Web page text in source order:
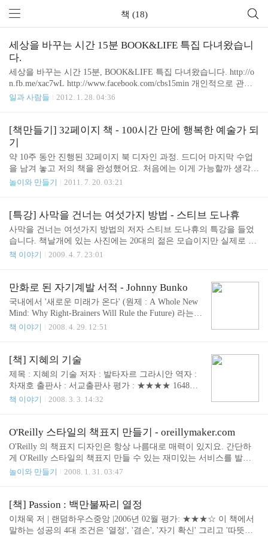
책 (18)
세상을 바꾸는 시간 15분 BOOK&LIFE 특집 다녀왔습니
다.
세상을 바꾸는 시간 15분, BOOK&LIFE 특집 다녀왔습니다. http://o
n.fb.me/xac7wL http://www.facebook.com/cbs15min 개인적으로 관심
이 많았던 주제라 많은 기대를 하고 있었습니다. 6명의 저명한 발표
를 생각해 보았습니다. 15분... 참애매한 시간입니다. (20장의 슬라이
드를 15초씩 자동으로 넘기는)Ignite 과 같이 5분 동안의 시간이 주어
지면 애초에 딴 생각은 꿈도 못꾸는데 15분이 주어지니 발표자들은
넉넉한 시간으로 생각하나 봅니다. ^^ 어떤 발표자는 10분이 지나도
록 아직 본론으로 넘어가지 않는 분들도 보였습니다...
일과 사람들 2012. 1. 28. 04:36
[책만들기] 32페이지 책 - 100시간 만에 행복한 예술가 되
기
약 10주 동안 진행된 32페이지 북 디자인 과정. 드디어 마지막 수업
을 남겨 놓고 저의 책을 완성했어요. 처음에는 이게 가능할까 생각했
는데 한주 한주 선생님의 가르침에 따라 열심히 따라 했을 뿐이데 책
출판편집 프로그램입니다. 굉장히 많은 기능을 가지고 있지만 10%
정도의 기능만을 사용해서 책을 만들 수 있었습니다. 우선 원고를 준
비한 후에 레이아웃을 잡고, 그림을 넣고 그림의 설명(캡션)을 잘 배
고하세요. [32p Book] 100시간 만에 행복한 예술가 되기 - 정진호 Vie
놀이와 만들기 2011. 7. 20. 03:21
[특강] 사막을 건너는 여섯가지 방법 - 스티브 도나휴
사막을 건너는 여섯가지 방법의 저자 스티브 도나휴의 특강을 들었
습니다. 책날개에 있는 사진에는 20대의 젊은 모습이지만 실제로 만
나보니 멋진 할아버지네요. 매우 재미있고 열정적이고 자신의 일을
고상숙님은 사용하시는 단어, 음색, 기술 등이 최고의 동시통역사였
습니다. 사람들은 인생을 때로는 등산에 비유합니다, 그러나 저자는
뚜렷한 목적지를 찾기도 어렵고 지도도 없고 길을 잃은 것 같은 느낌
이 든다는 점에서 인생이 사막을 횡단하는 것과 같다고 합니다. 인생
은 원래 불확실한 것이다. 열정을 가지는 것이 중요하다 안정된 시기
책 이야기 2009. 4. 7. 23:01
만화로 된 자기계발 서적 - Johnny Bunko
국내에서 '새로운 미래가 온다' (원제 : A Whole New
Mind: Why Right-Brainers Will Rule the Future) 라는
번역본으로 많은 인기를 끈 다니엘 핑크의 새로운 자
u'll Ever Need" 입니다 http://www.johnnybunko.com/re
ad-it/ 재미있게도 만화로 되어 있네요. 이 책은 아래
6가지 주제에 대해 이야기 하고 있습니다. 1. There is
hink Strengths not weakness ( 약점이 아닌 강점에 집
책 이야기 2008. 4. 29. 12:51
[책] 지혜의 기술
제목 : 지혜의 기술 저자 : 발타자르 그라시안 역자 :
차재호 출판사 : 서교출판사 평가 : ★★★★ 1648년
에 처음 발간된 책임에도 불구하고 2008년에 적용할
시 기술이며 기술은 의식적인 노력을 통해 습득할 수
있다는 특징이 있습니다. 대인관계에서 오는 스트레
스에 지친 직장인께 추천해 드립니다. 공유하고 싶은
몇 가지 주요 내용입니다. 세상은 공평하게 잔인합니
다 혹시 직장생활에서 상사,동료, 후배 등으로 부터
게나 공평하게 잔인합니다. 그러니 인내심을 가지고
비열하고 추악한 사람들에게 익숙해 지세요. 일단 익
숙해지면 어떤 경우에도 균형감각을 잃지 ..
책 이야기 2008. 3. 3. 14:32
O'Reilly 스타일의 책표지 만들기 - oreillymaker.com
O'Reilly 의 책표지 디자인은 항상 나름대로 매력이 있지요. 간단하
게 O'Reilly 스타일의 책표지 만들 수 있는 재미있는 서비스를 발견
했습니다. http://www.oreillymaker.com/ 타이틀 동물 이미지가 제한적
a kwout 저도 2개 만들어 보았는데 재미있네요. 간단하게 사내 강의
교재 표지로 손색이 없습니다.
놀이와 만들기 2008. 1. 31. 03:47
[책] Passion : 백만불짜리 열정
이채욱 저 | 랜덤하우스중앙 |2006년 02월 평가: ★★★☆ 이 책에서
말하는 성공의 4대 조건은 '열정', '겸손', '자기 확신' 그리고 '따뜻한